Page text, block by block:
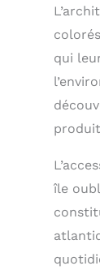
qui
île